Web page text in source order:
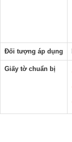
Đối tượng áp dụng
Giấy tờ chuẩn bị